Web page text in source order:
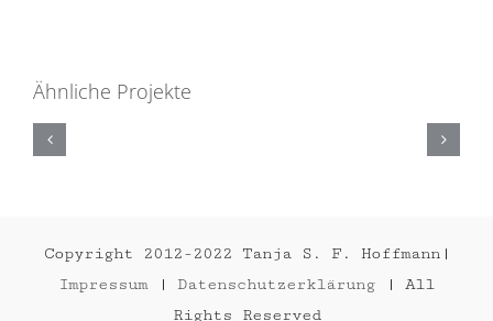
Ähnliche Projekte
Copyright 2012-2022 Tanja S. F. Hoffmann|
Impressum| Datenschutzerklärung | All
Rights Reserved